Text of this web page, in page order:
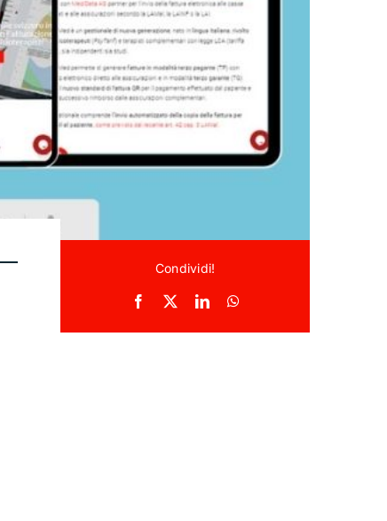
Condividi!